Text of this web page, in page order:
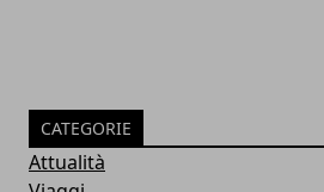
CATEGORIE
Attualità